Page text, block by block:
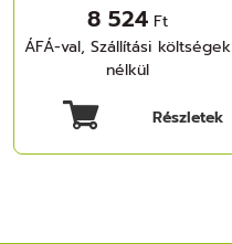
8 524 Ft
ÁFÁ-val, Szállítási költségek
nélkül
Részletek